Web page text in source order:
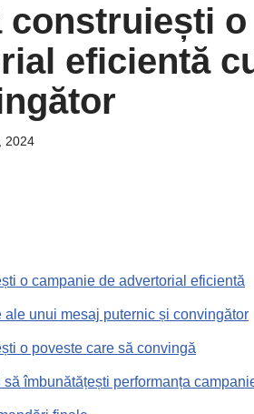
construiești
eficientă
2024
o campanie de advertorial eficientă
ale unui mesaj puternic și convingător
o poveste care să convingă
îmbunătățești performanța